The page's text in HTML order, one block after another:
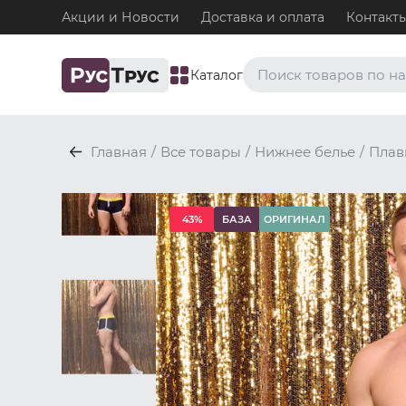
Акции и Новости Доставка и оплата
Каталог
Топ-бра
Нижнее белье / Топ-бра
Боксеры и хипсы
Нижнее белье / Трусы /
Джоки
Нижнее белье / Трусы /
Майки
Одежда / Майки
Главная / Все товары / Нижнее белье /
43% БАЗА ОРИГИНАЛ